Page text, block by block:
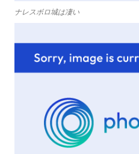
ナレスボロ城は凄い